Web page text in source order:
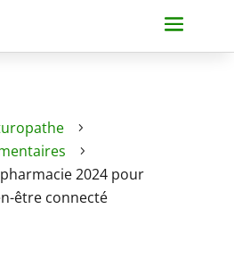
5
5
2024 pour
être connecté